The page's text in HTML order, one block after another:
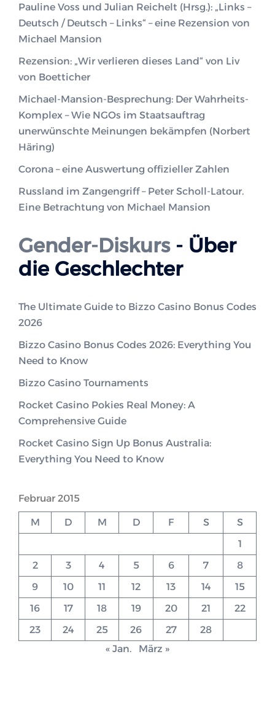
Pauline Voss und Julian Reichelt (Hrsg.): „Links –
Deutsch / Deutsch – Links“ – eine Rezension von
Michael Mansion
Rezension: „Wir verlieren dieses Land“ von Liv
von Boetticher
Michael-Mansion-Besprechung: Der Wahrheits-
Komplex – Wie NGOs im Staatsauftrag
unerwünschte Meinungen bekämpfen (Norbert
Häring)
Corona – eine Auswertung offizieller Zahlen
Russland im Zangengriff – Peter Scholl-Latour.
Eine Betrachtung von Michael Mansion
Gender-Diskurs- Über
die Geschlechter
The Ultimate Guide to Bizzo Casino Bonus Codes
2026
Bizzo Casino Bonus Codes 2026: Everything You
Need to Know
Bizzo Casino Tournaments
Rocket Casino Pokies Real Money: A
Comprehensive Guide
Rocket Casino Sign Up Bonus Australia:
Everything You Need to Know
Februar 2015
M D M D F S
S
1
2
3 4 5 6 7
8
9
10 11 12 13 14
15
16
17 18 19 20 21
22
23
24 25 26 27
28
« Jan.
März »